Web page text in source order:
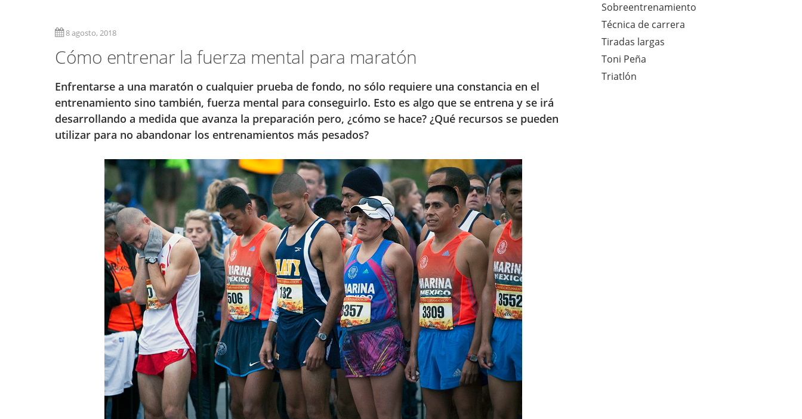
8 agosto, 2018
Cómo entrenar la fuerza mental para maratón
Enfrentarse a una maratón o cualquier prueba de fondo, no sólo requiere una constancia en el
entrenamiento sino también, fuerza mental para conseguirlo. Esto es algo que se entrena y se irá
desarrollando a medida que avanza la preparación pero, ¿cómo se hace? ¿Qué recursos se pueden
utilizar para no abandonar los entrenamientos más pesados?
Sobreentrenamiento
Técnica de carrera
Tiradas largas
Toni Peña
Triatlón